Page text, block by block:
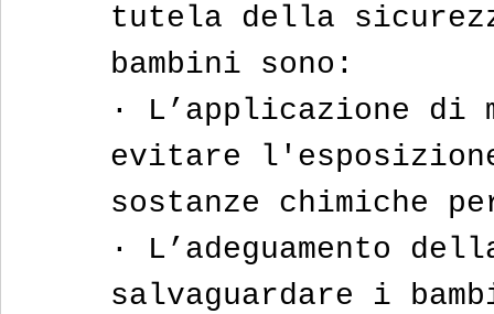
tutela della
bambini sono:
· L’applicazione
evitare
sostanze chimiche
· L’adeguamento
salvaguardare i